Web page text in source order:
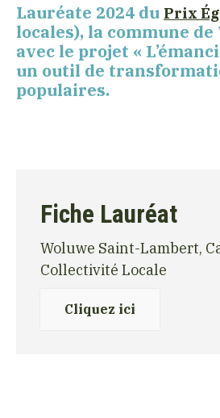
Lauréate 2024 du Prix
locales), la commune
avec le projet «
un outil de
populaires.
Fiche Lauréat
Woluwe Saint-Lambert,
Collectivité Locale
Cliquez ici